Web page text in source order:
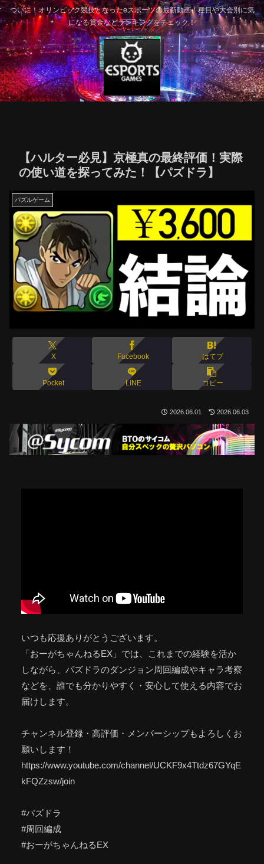
ついに！オリンピック競技となったeスポーツの最新動画！種目や大会別に気
になる賞金などランキングをチェック！
【ハルター必見】京極真の最終評価！実際
の使い道を探ってみた！【パズドラ】
パズルゲーム
X Facebook はてブ
Pocket LINE コピー
2026.06.01 2026.06.03
いつも応援ありがとうございます。
「おーがちゃんねるEX」では、これまでの経験を活か
しながら、パズドラのダンジョン周回編成やキャラ考察
などを、誰でも分かりやすく・安心して使える内容でお
届けします。
チャンネル登録・高評価・メンバーシップもよろしくお
願いします！
https://www.youtube.com/channel/UCKF9x4Ttdz67GYqE
kFQZzsw/join
#パズドラ
#周回編成
#おーがちゃんねるEX